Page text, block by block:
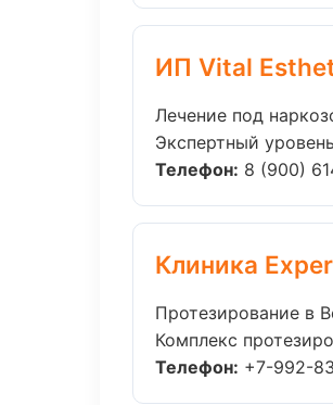
ИП Vital
Лечение под
Экспертный
Телефон: 8 (900)
Клиника
Протезирование в
Комплекс
Телефон: +7-992-